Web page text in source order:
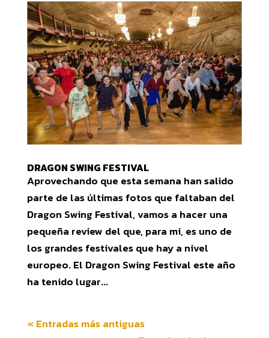
DRAGON SWING FESTIVAL
Aprovechando que esta semana han salido
parte de las últimas fotos que faltaban del
Dragon Swing Festival, vamos a hacer una
pequeña review del que, para mi, es uno de
los grandes festivales que hay a nivel
europeo. El Dragon Swing Festival este año
ha tenido lugar...
« Entradas más antiguas